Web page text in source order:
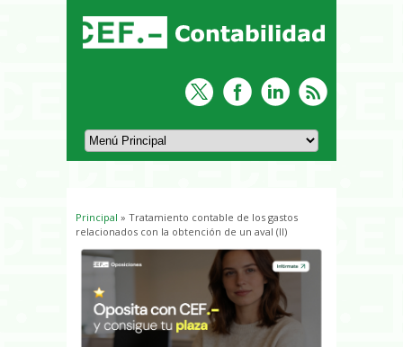
Usted está aquí
Principal » Tratamiento contable de los gastos
relacionados con la obtención de un aval (II)